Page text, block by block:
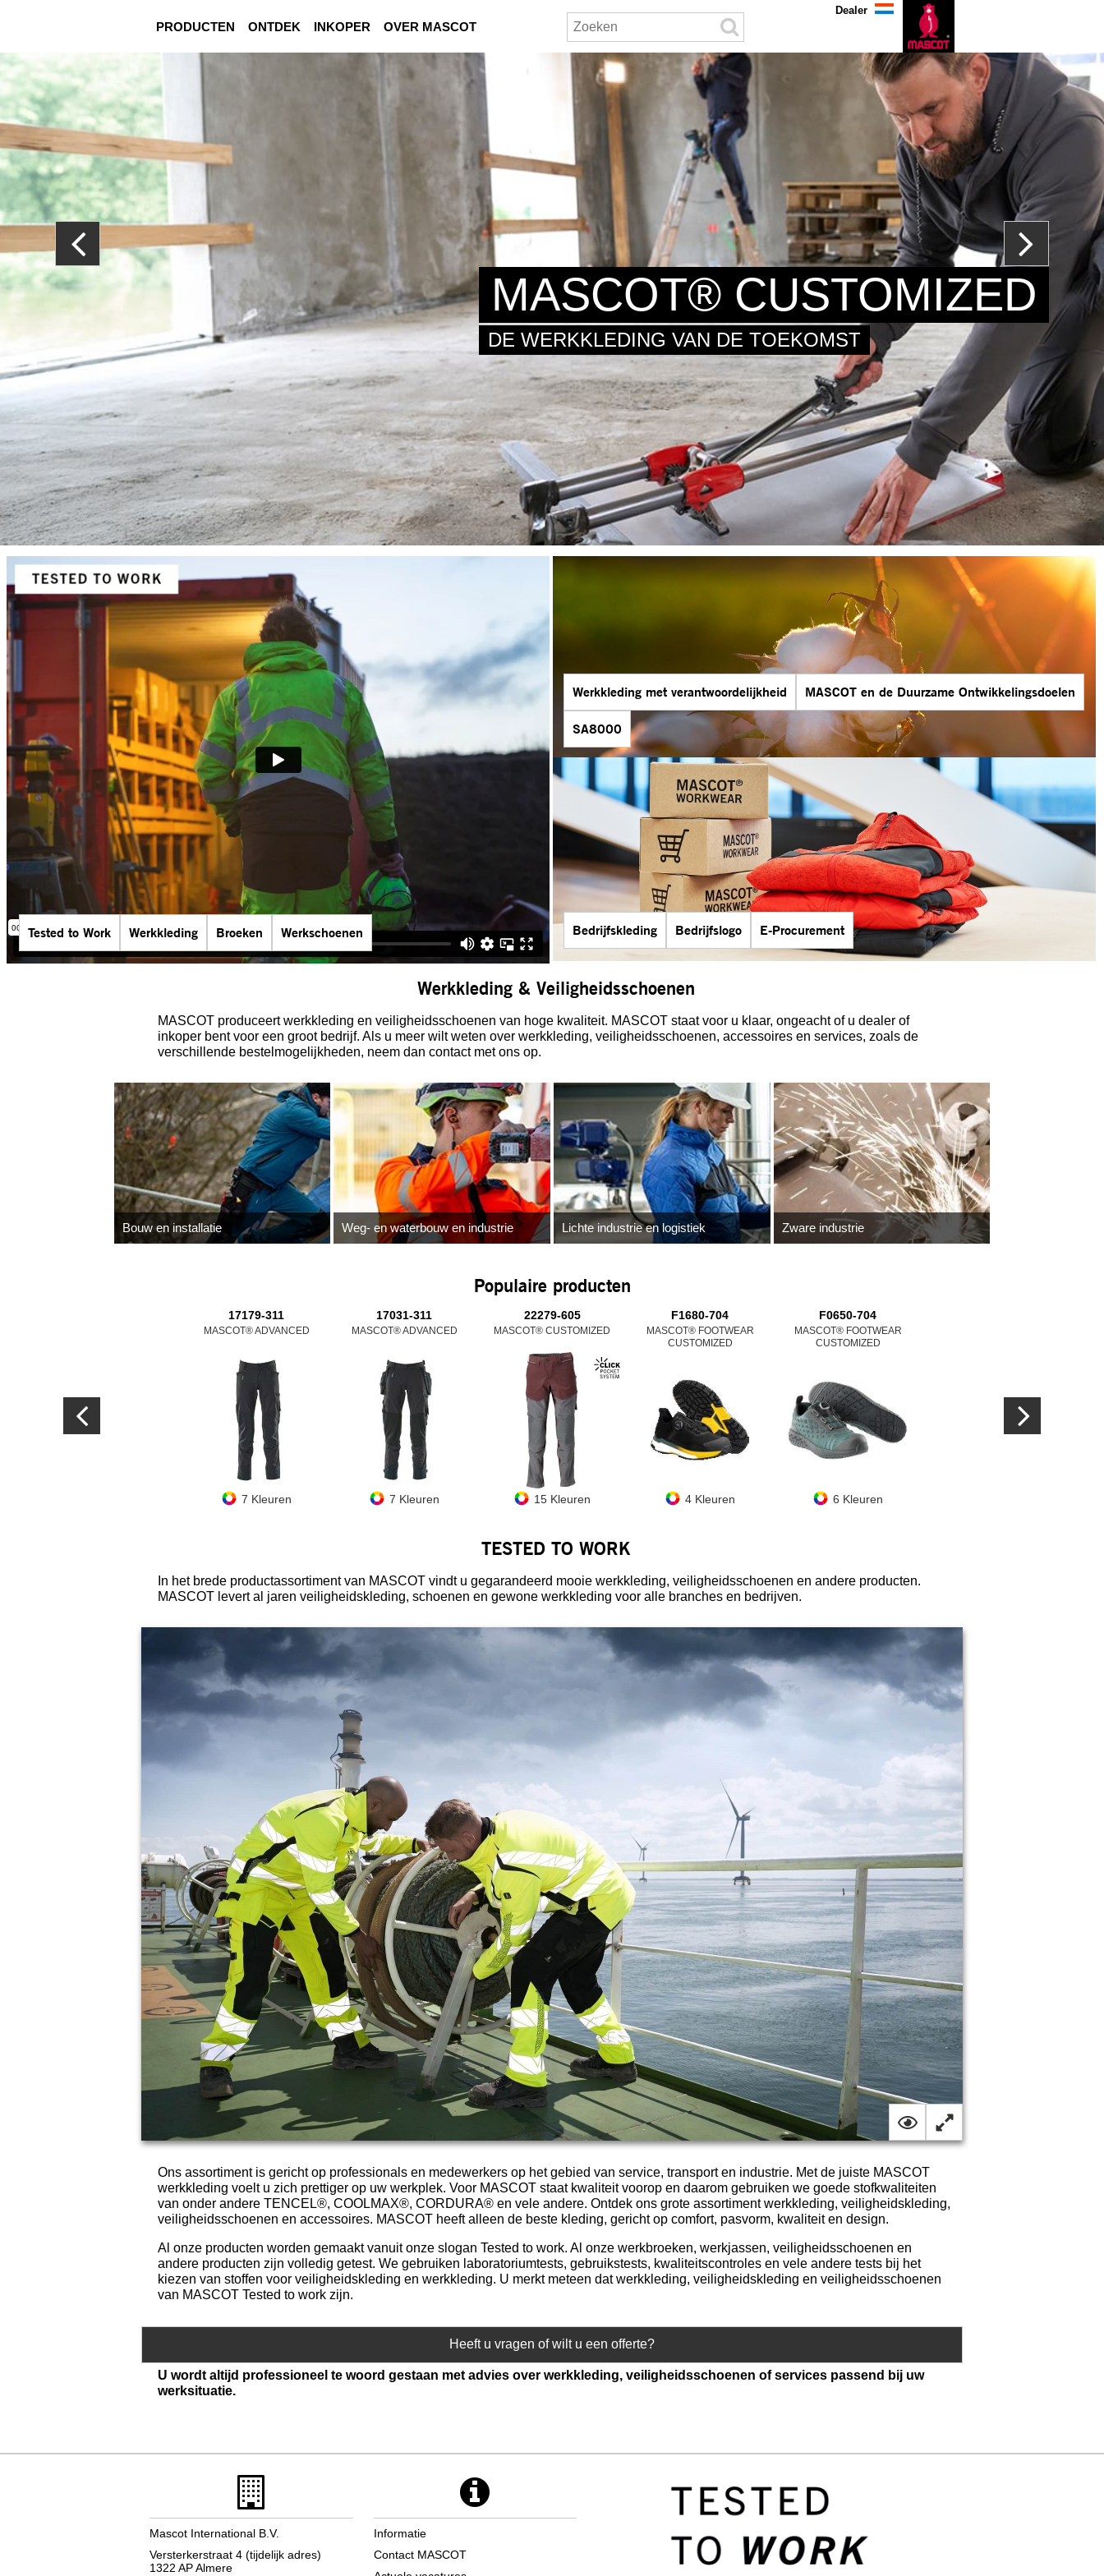
PRODUCTEN ONTDEK INKOPER OVER MASCOT
Dealer
MASCOT® CUSTOMIZED
DE WERKKLEDING VAN DE TOEKOMST
Tested to Work Werkkleding Broeken Werkschoenen
Werkkleding met verantwoordelijkheid MASCOT en de Duurzame Ontwikkelingsdoelen
SA8000
Bedrijfskleding Bedrijfslogo E-Procurement
Werkkleding & Veiligheidsschoenen
MASCOT produceert werkkleding en veiligheidsschoenen van hoge kwaliteit. MASCOT staat voor u klaar, ongeacht of u dealer of
inkoper bent voor een groot bedrijf. Als u meer wilt weten over werkkleding, veiligheidsschoenen, accessoires en services, zoals de
verschillende bestelmogelijkheden, neem dan contact met ons op.
Bouw en installatie Weg- en waterbouw en industrie Lichte industrie en logistiek Zware industrie
Populaire producten
17179-311
MASCOT® ADVANCED
7 Kleuren
17031-311
MASCOT® ADVANCED
7 Kleuren
22279-605
MASCOT® CUSTOMIZED
15 Kleuren
F1680-704
MASCOT® FOOTWEAR
CUSTOMIZED
4 Kleuren
F0650-704
MASCOT® FOOTWEAR
CUSTOMIZED
6 Kleuren
TESTED TO WORK
In het brede productassortiment van MASCOT vindt u gegarandeerd mooie werkkleding, veiligheidsschoenen en andere producten.
MASCOT levert al jaren veiligheidskleding, schoenen en gewone werkkleding voor alle branches en bedrijven.
Ons assortiment is gericht op professionals en medewerkers op het gebied van service, transport en industrie. Met de juiste MASCOT
werkkleding voelt u zich prettiger op uw werkplek. Voor MASCOT staat kwaliteit voorop en daarom gebruiken we goede stofkwaliteiten
van onder andere TENCEL®, COOLMAX®, CORDURA® en vele andere. Ontdek ons grote assortiment werkkleding, veiligheidskleding,
veiligheidsschoenen en accessoires. MASCOT heeft alleen de beste kleding, gericht op comfort, pasvorm, kwaliteit en design.
Al onze producten worden gemaakt vanuit onze slogan Tested to work. Al onze werkbroeken, werkjassen, veiligheidsschoenen en
andere producten zijn volledig getest. We gebruiken laboratoriumtests, gebruikstests, kwaliteitscontroles en vele andere tests bij het
kiezen van stoffen voor veiligheidskleding en werkkleding. U merkt meteen dat werkkleding, veiligheidskleding en veiligheidsschoenen
van MASCOT Tested to work zijn.
Heeft u vragen of wilt u een offerte?
U wordt altijd professioneel te woord gestaan met advies over werkkleding, veiligheidsschoenen of services passend bij uw
werksituatie.
Mascot International B.V.
Versterkerstraat 4 (tijdelijk adres)
1322 AP Almere
Informatie
Contact MASCOT